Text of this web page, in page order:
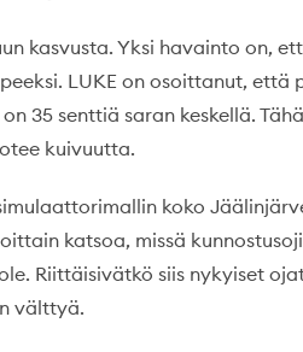
kasvusta. Yksi havainto on,
LUKE on osoittanut, että
35 senttiä saran keskellä.
kuivuutta.
koko
katsoa, missä
Riittäisivätkö siis nykyiset
välttyä.